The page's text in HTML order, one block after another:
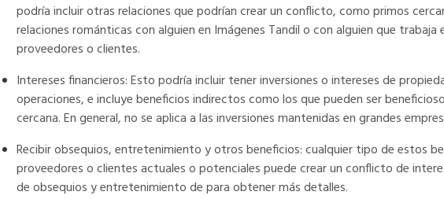
podría incluir otras relaciones que podrían crear un conflicto, como primos
relaciones románticas con alguien en Imágenes Tandil o con alguien que trabaja
proveedores o clientes.
Intereses financieros: Esto podría incluir tener inversiones o intereses de
operaciones, e incluye beneficios indirectos como los que pueden ser
cercana. En general, no se aplica a las inversiones mantenidas en grandes
Recibir obsequios, entretenimiento y otros beneficios: cualquier tipo de estos
proveedores o clientes actuales o potenciales puede crear un conflicto de
de obsequios y entretenimiento de para obtener más detalles.